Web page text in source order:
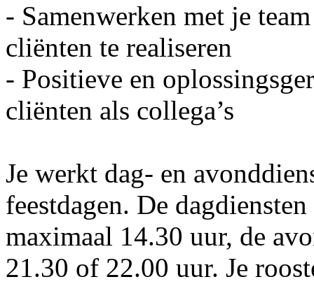
- Samenwerken met je
cliënten te realiseren
- Positieve en
cliënten als collega’s
Je werkt dag- en
feestdagen. De
maximaal 14.30 uur, de
21.30 of 22.00 uur. Je